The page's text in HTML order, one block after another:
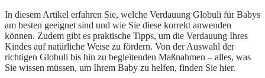
In diesem Artikel erfahren Sie, welche Verdauung Globuli für Babys
am besten geeignet sind und wie Sie diese korrekt anwenden
können. Zudem gibt es praktische Tipps, um die Verdauung Ihres
Kindes auf natürliche Weise zu fördern. Von der Auswahl der
richtigen Globuli bis hin zu begleitenden Maßnahmen – alles, was
Sie wissen müssen, um Ihrem Baby zu helfen, finden Sie hier.